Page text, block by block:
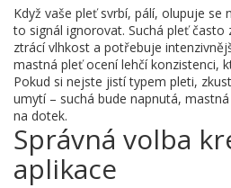
Když vaše pleť svrbí, pálí, olupuje se
to signál ignorovat. Suchá pleť často
ztrácí vlhkost a potřebuje
mastná pleť ocení lehčí konzistenci,
Pokud si nejste jistí typem pleti,
umytí – suchá bude napnutá,
na dotek.
Správná volba
aplikace